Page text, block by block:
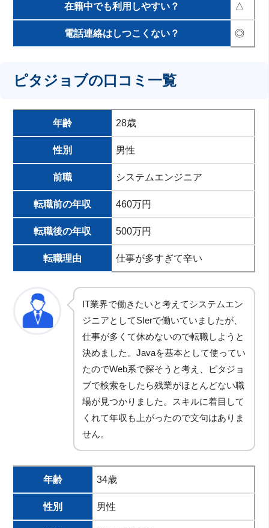
在籍中でも利用しやすい？ △
電話連絡はしつこくない？ ◎
ピタジョブの口コミ一覧
年齢 28歳
性別 男性
前職 システムエンジニア
転職前の年収 460万円
転職後の年収 500万円
転職理由 仕事が多すぎて辛い
IT業界で働きたいと考えてシステムエン
ジニアとしてSIerで働いていましたが、
仕事が多くて休めないので転職しようと
決めました。Javaを基本として使ってい
たのでWeb系で探そうと考え、ピタジョ
ブで検索をしたら残業がほとんどない職
場が見つかりました。スキルに着目して
くれて年収も上がったので文句はありま
せん。
年齢 34歳
性別 男性